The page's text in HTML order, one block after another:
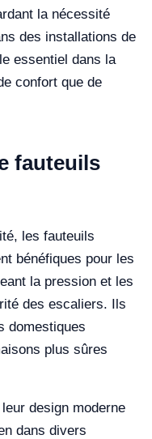
la nécessité
des installations de
essentiel dans la
confort que de
fauteuils
les fauteuils
bénéfiques pour les
la pression et les
des escaliers. Ils
domestiques
plus sûres
design moderne
dans divers